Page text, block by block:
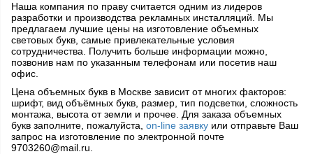
Наша компания по праву считается одним из лидеров
разработки и производства рекламных инсталляций. Мы
предлагаем лучшие цены на изготовление объемных
световых букв, самые привлекательные условия
сотрудничества. Получить больше информации можно,
позвонив нам по указанным телефонам или посетив наш
офис.
Цена объемных букв в Москве зависит от многих факторов:
шрифт, вид объёмных букв, размер, тип подсветки, сложность
монтажа, высота от земли и прочее. Для заказа объемных
букв заполните, пожалуйста, on-line заявку или отправьте Ваш
запрос на изготовление по электронной почте
9703260@mail.ru.